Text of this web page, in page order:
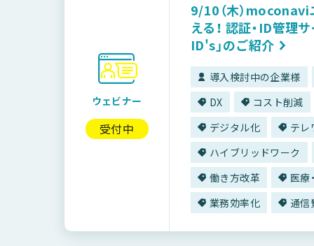
ウェビナー
受付中
9/10（木）
える！ 認証・ID管理
ID's」のご紹介
導入検討中の企業様
DX
コスト削減
デジタル化
テレ
ハイブリッドワーク
働き方改革
医療
業務効率化
通信